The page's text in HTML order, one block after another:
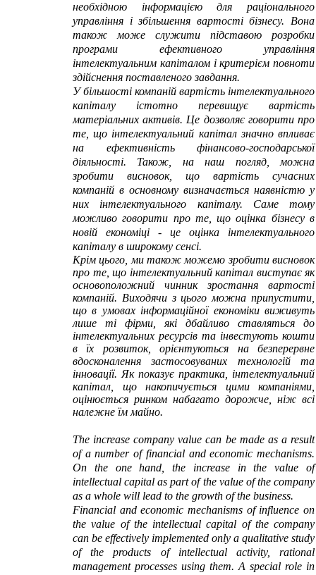
необхідною інформацією для раціонального
управління і збільшення вартості бізнесу. Вона
також може служити підставою розробки
програми ефективного управління
інтелектуальним капіталом і критерієм повноти
здійснення поставленого завдання.
У більшості компаній вартість інтелектуального
капіталу істотно перевищує вартість
матеріальних активів. Це дозволяє говорити про
те, що інтелектуальний капітал значно впливає
на ефективність фінансово-господарської
діяльності. Також, на наш погляд, можна
зробити висновок, що вартість сучасних
компаній в основному визначається наявністю у
них інтелектуального капіталу. Саме тому
можливо говорити про те, що оцінка бізнесу в
новій економіці - це оцінка інтелектуального
капіталу в широкому сенсі.
Крім цього, ми також можемо зробити висновок
про те, що інтелектуальний капітал виступає як
основоположний чинник зростання вартості
компаній. Виходячи з цього можна припустити,
що в умовах інформаційної економіки виживуть
лише ті фірми, які дбайливо ставляться до
інтелектуальних ресурсів та інвестують кошти
в їх розвиток, орієнтуються на безперервне
вдосконалення застосовуваних технологій та
інновації. Як показує практика, інтелектуальний
капітал, що накопичується цими компаніями,
оцінюється ринком набагато дорожче, ніж всі
належне їм майно.
The increase company value can be made as a result
of a number of financial and economic mechanisms.
On the one hand, the increase in the value of
intellectual capital as part of the value of the company
as a whole will lead to the growth of the business.
Financial and economic mechanisms of influence on
the value of the intellectual capital of the company
can be effectively implemented only a qualitative study
of the products of intellectual activity, rational
management processes using them. A special role in